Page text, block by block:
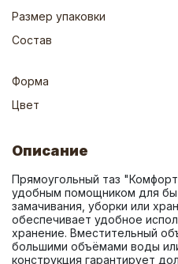
Размер упаковки
Состав
Форма
Цвет
Описание
Прямоугольный таз
удобным помощником для
замачивания, уборки или
обеспечивает удобное
хранение. Вместительный
большими объёмами воды
конструкция гарантирует